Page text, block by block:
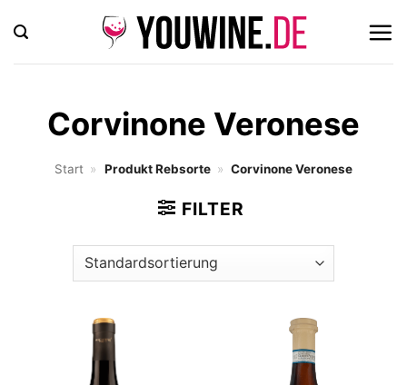
Inhalt
springen
Corvinone Veronese
Start » Produkt Rebsorte » Corvinone Veronese
FILTER